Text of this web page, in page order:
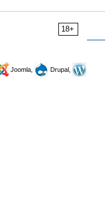
18+
Joomla,
Drupal,